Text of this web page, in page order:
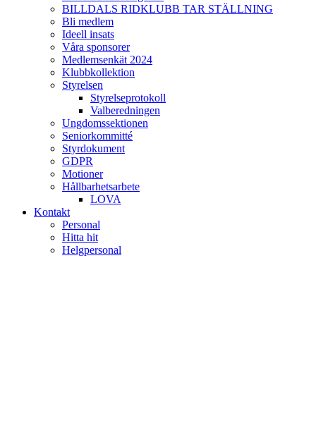
BILLDALS RIDKLUBB TAR STÄLLNING
Bli medlem
Ideell insats
Våra sponsorer
Medlemsenkät 2024
Klubbkollektion
Styrelsen
Styrelseprotokoll
Valberedningen
Ungdomssektionen
Seniorkommitté
Styrdokument
GDPR
Motioner
Hållbarhetsarbete
LOVA
Kontakt
Personal
Hitta hit
Helgpersonal